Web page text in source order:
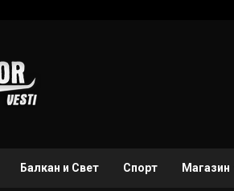
Балкан и Свет Спорт Магазин